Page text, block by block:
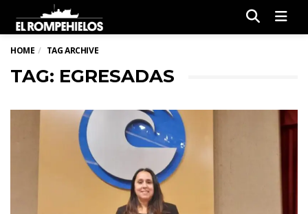
HOME TAG ARCHIVE
TAG: EGRESADAS